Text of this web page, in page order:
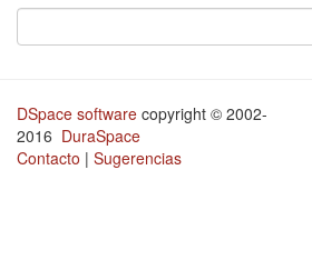
DSpace software copyright © 2002-
2016 DuraSpace
Contacto | Sugerencias